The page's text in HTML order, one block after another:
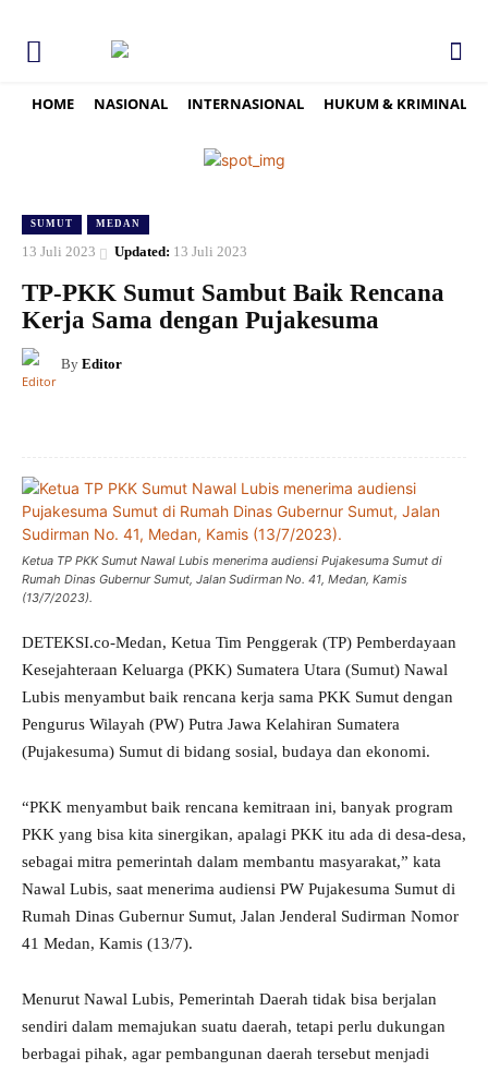
HOME NASIONAL INTERNASIONAL HUKUM & KRIMINAL
SUMUT MEDAN
13 Juli 2023 Updated: 13 Juli 2023
TP-PKK Sumut Sambut Baik Rencana
Kerja Sama dengan Pujakesuma
By Editor
Ketua TP PKK Sumut Nawal Lubis menerima audiensi Pujakesuma Sumut di
Rumah Dinas Gubernur Sumut, Jalan Sudirman No. 41, Medan, Kamis
(13/7/2023).
DETEKSI.co-Medan, Ketua Tim Penggerak (TP) Pemberdayaan
Kesejahteraan Keluarga (PKK) Sumatera Utara (Sumut) Nawal
Lubis menyambut baik rencana kerja sama PKK Sumut dengan
Pengurus Wilayah (PW) Putra Jawa Kelahiran Sumatera
(Pujakesuma) Sumut di bidang sosial, budaya dan ekonomi.
“PKK menyambut baik rencana kemitraan ini, banyak program
PKK yang bisa kita sinergikan, apalagi PKK itu ada di desa-desa,
sebagai mitra pemerintah dalam membantu masyarakat,” kata
Nawal Lubis, saat menerima audiensi PW Pujakesuma Sumut di
Rumah Dinas Gubernur Sumut, Jalan Jenderal Sudirman Nomor
41 Medan, Kamis (13/7).
Menurut Nawal Lubis, Pemerintah Daerah tidak bisa berjalan
sendiri dalam memajukan suatu daerah, tetapi perlu dukungan
berbagai pihak, agar pembangunan daerah tersebut menjadi